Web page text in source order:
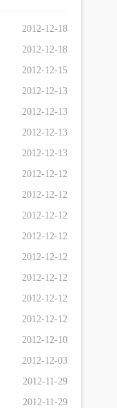
2012-12-18
2012-12-18
2012-12-15
2012-12-13
2012-12-13
2012-12-13
2012-12-13
2012-12-12
2012-12-12
2012-12-12
2012-12-12
2012-12-12
2012-12-12
2012-12-12
2012-12-12
2012-12-10
2012-12-03
2012-11-29
2012-11-29